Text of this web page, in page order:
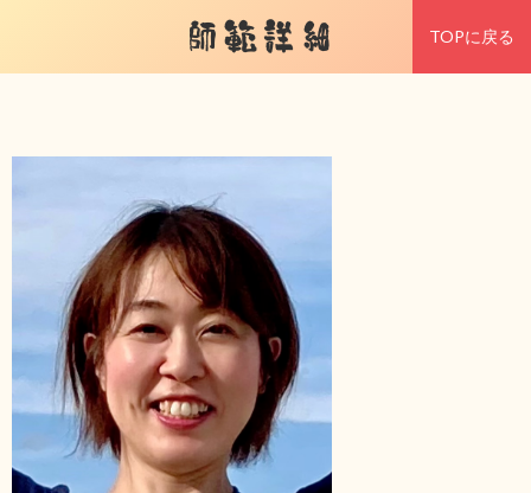
師範詳細 TOPに戻る